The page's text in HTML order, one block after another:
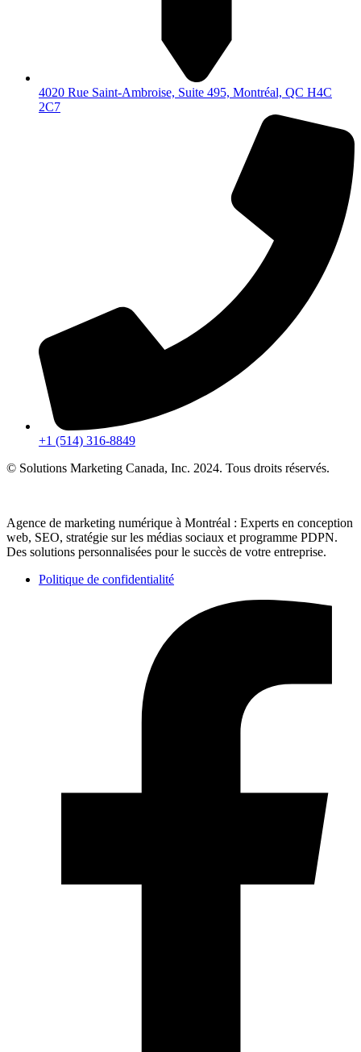
4020 Rue Saint-Ambroise, Suite 495, Montréal, QC H4C
2C7
+1 (514) 316-8849
© Solutions Marketing Canada, Inc. 2024. Tous droits réservés.
Agence de marketing numérique à Montréal : Experts en conception
web, SEO, stratégie sur les médias sociaux et programme PDPN.
Des solutions personnalisées pour le succès de votre entreprise.
Politique de confidentialité